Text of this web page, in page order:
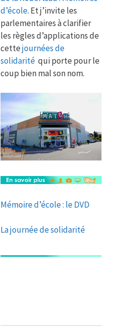
d’école. Et j’invite les
parlementaires à clarifier
les règles d’applications de
cettejournées de
solidarité qui porte pour le
coup bien mal son nom.
Mémoire d’école : le DVD
La journée de solidarité